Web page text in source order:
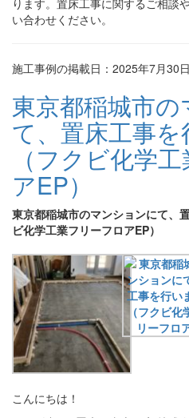
ります。置床工事に関するご相談
い合わせください。
施工事例の掲載日：2025年7月
東京都稲城市
て、置床工事を
（フクビ化学
アEP）
東京都稲城市のマンションにて、
ビ化学工業フリーフロアEP）
こんにちは！